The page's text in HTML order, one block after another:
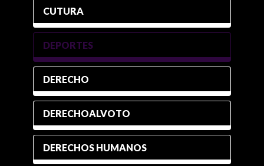
CUTURA
DEPORTES
DERECHO
DERECHOALVOTO
DERECHOS HUMANOS